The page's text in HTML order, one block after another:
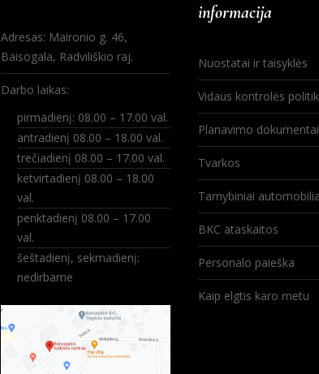
Adresas: Maironio g. 46,
Baisogala, Radviliškio raj.
Darbo laikas:
pirmadienį: 08.00 – 17.00 val.
antradienį 08.00 – 18.00 val.
trečiadienį 08.00 – 17.00 val.
ketvirtadienį 08.00 – 18.00
val.
penktadienį 08.00 – 17.00
val.
šeštadienį, sekmadienį:
nedirbame
informacija
Nuostatai ir taisyklės
Vidaus kontrolės
Planavimo dokumentai
Tvarkos
Tarnybiniai
BKC ataskaitos
Personalo paieška
Kaip elgtis karo metu